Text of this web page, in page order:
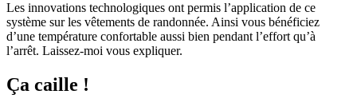
Les innovations technologiques ont permis l’application de ce
système sur les vêtements de randonnée. Ainsi vous bénéficiez
d’une température confortable aussi bien pendant l’effort qu’à
l’arrêt. Laissez-moi vous expliquer.
Ça caille !